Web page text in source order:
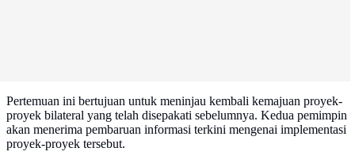
Pertemuan ini bertujuan untuk meninjau kembali kemajuan proyek-
proyek bilateral yang telah disepakati sebelumnya. Kedua pemimpin
akan menerima pembaruan informasi terkini mengenai implementasi
proyek-proyek tersebut.